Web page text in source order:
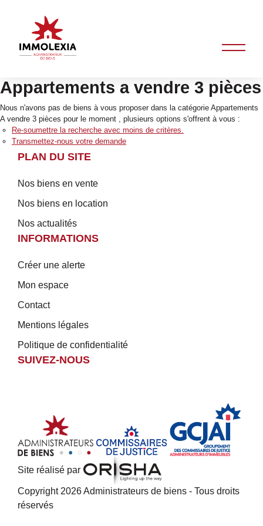
Appartements a vendre 3 pièces
Nous n'avons pas de biens à vous proposer dans la catégorie Appartements
A vendre 3 pièces pour le moment , plusieurs options s'offrent à vous :
Re-soumettre la recherche avec moins de critères.
Transmettez-nous votre demande
PLAN DU SITE
Nos biens en vente
Nos biens en location
Nos actualités
INFORMATIONS
Créer une alerte
Mon espace
Contact
Mentions légales
Politique de confidentialité
SUIVEZ-NOUS
Site réalisé par
Copyright 2026 Administrateurs de biens - Tous droits
réservés